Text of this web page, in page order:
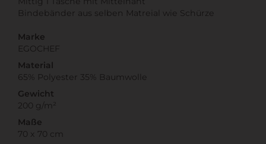
Bindebänder aus selben Matreial wie Schürze
Marke
EGOCHEF
Material
65% Polyester 35% Baumwolle
Gewicht
200 g/m²
Maße
70 x 70 cm